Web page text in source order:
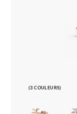
(3 COULEURS)